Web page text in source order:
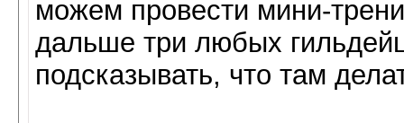
можем провести мини-
дальше три любых
подсказывать, что там